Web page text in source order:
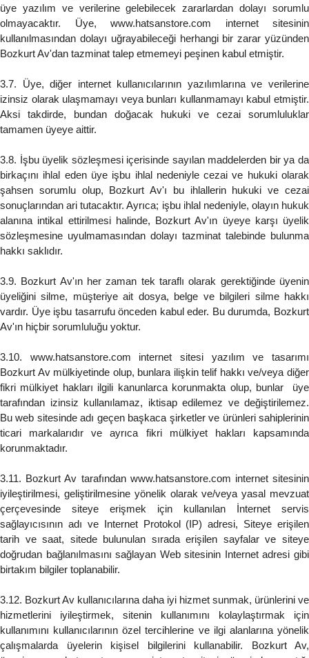
üye yazılım ve verilerine gelebilecek zararlardan dolayı sorumlu
olmayacaktır. Üye, www.hatsanstore.com internet sitesinin
kullanılmasından dolayı uğrayabileceği herhangi bir zarar yüzünden
Bozkurt Av'dan tazminat talep etmemeyi peşinen kabul etmiştir.
3.7. Üye, diğer internet kullanıcılarının yazılımlarına ve verilerine
izinsiz olarak ulaşmamayı veya bunları kullanmamayı kabul etmiştir.
Aksi takdirde, bundan doğacak hukuki ve cezai sorumluluklar
tamamen üyeye aittir.
3.8. İşbu üyelik sözleşmesi içerisinde sayılan maddelerden bir ya da
birkaçını ihlal eden üye işbu ihlal nedeniyle cezai ve hukuki olarak
şahsen sorumlu olup, Bozkurt Av'ı bu ihlallerin hukuki ve cezai
sonuçlarından ari tutacaktır. Ayrıca; işbu ihlal nedeniyle, olayın hukuk
alanına intikal ettirilmesi halinde, Bozkurt Av'ın üyeye karşı üyelik
sözleşmesine uyulmamasından dolayı tazminat talebinde bulunma
hakkı saklıdır.
3.9. Bozkurt Av'ın her zaman tek taraflı olarak gerektiğinde üyenin
üyeliğini silme, müşteriye ait dosya, belge ve bilgileri silme hakkı
vardır. Üye işbu tasarrufu önceden kabul eder. Bu durumda, Bozkurt
Av'ın hiçbir sorumluluğu yoktur.
3.10. www.hatsanstore.com internet sitesi yazılım ve tasarımı
Bozkurt Av mülkiyetinde olup, bunlara ilişkin telif hakkı ve/veya diğer
fikri mülkiyet hakları ilgili kanunlarca korunmakta olup, bunlar üye
tarafından izinsiz kullanılamaz, iktisap edilemez ve değiştirilemez.
Bu web sitesinde adı geçen başkaca şirketler ve ürünleri sahiplerinin
ticari markalarıdır ve ayrıca fikri mülkiyet hakları kapsamında
korunmaktadır.
3.11. Bozkurt Av tarafından www.hatsanstore.com internet sitesinin
iyileştirilmesi, geliştirilmesine yönelik olarak ve/veya yasal mevzuat
çerçevesinde siteye erişmek için kullanılan İnternet servis
sağlayıcısının adı ve Internet Protokol (IP) adresi, Siteye erişilen
tarih ve saat, sitede bulunulan sırada erişilen sayfalar ve siteye
doğrudan bağlanılmasını sağlayan Web sitesinin Internet adresi gibi
birtakım bilgiler toplanabilir.
3.12. Bozkurt Av kullanıcılarına daha iyi hizmet sunmak, ürünlerini ve
hizmetlerini iyileştirmek, sitenin kullanımını kolaylaştırmak için
kullanımını kullanıcılarının özel tercihlerine ve ilgi alanlarına yönelik
çalışmalarda üyelerin kişisel bilgilerini kullanabilir. Bozkurt Av,